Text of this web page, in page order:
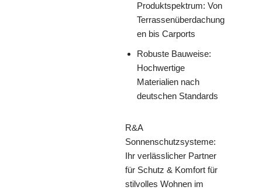
Produktspektrum: Von
Terrassenüberdachung
en bis Carports
Robuste Bauweise:
Hochwertige
Materialien nach
deutschen Standards
R&A
Sonnenschutzsysteme:
Ihr verlässlicher Partner
für Schutz & Komfort für
stilvolles Wohnen im